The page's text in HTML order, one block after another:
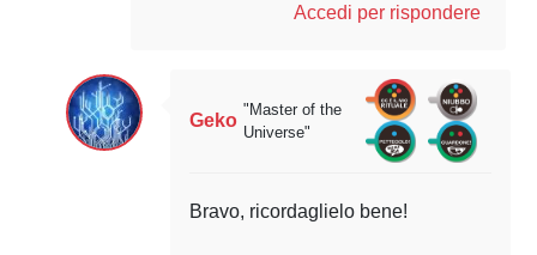
Accedi per rispondere
Geko
"Master of the
Universe"
Bravo, ricordaglielo bene!